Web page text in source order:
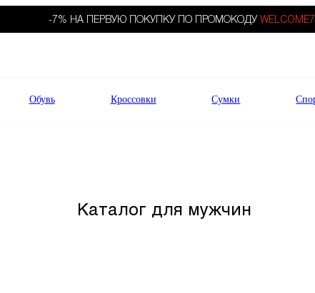
-7% НА ПЕРВУЮ ПОКУПКУ ПО ПРОМОКОДУ WELCOME7
Обувь Кроссовки Сумки
Каталог для мужчин